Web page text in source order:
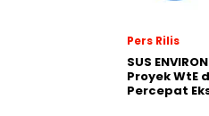
Pers Rilis
SUS
Proyek WtE
Percepat